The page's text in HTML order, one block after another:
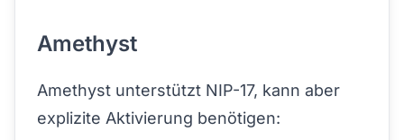
Amethyst
Amethyst unterstützt NIP-17, kann aber
explizite Aktivierung benötigen: